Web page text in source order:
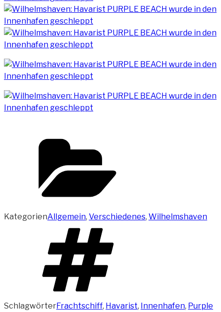
KategorienAllgemein, Verschiedenes, Wilhelmshaven
SchlagwörterFrachtschiff, Havarist, Innenhafen, Purple